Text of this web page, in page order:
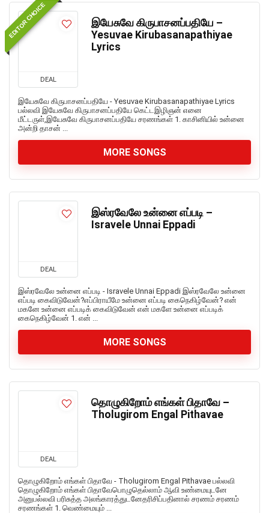
EDITOR CHOICE
DEAL
இயேசுவே கிருபாசனப்பதியே –
Yesuvae Kirubasanapathiyae
Lyrics
இயேசுவே கிருபாசனப்பதியே - Yesuvae Kirubasanapathiyae Lyrics
பல்லவி இயேசுவே கிருபாசனப்பதியே கெட்டஇழிஞன் எனை
மீட்டருள்,இயேசுவே கிருபாசனப்பதியே சரணங்கள் 1. காசினியில் உன்னை
அன்றி தாசன் ...
MORE SONGS
DEAL
இஸ்ரவேலே உன்னை எப்படி –
Isravele Unnai Eppadi
இஸ்ரவேலே உன்னை எப்படி - Isravele Unnai Eppadi இஸ்ரவேலே உன்னை
எப்படி கைவிடுவேன்?எப்பிராயீமே உன்னை எப்படி கைநெகிழ்வேன்? என்
மகனே உன்னை எப்படிக் கைவிடுவேன் என் மகளே உன்னை எப்படிக்
கைநெகிழ்வேன் 1. என் ...
MORE SONGS
DEAL
தொழுகிறோம் எங்கள் பிதாவே –
Tholugirom Engal Pithavae
தொழுகிறோம் எங்கள் பிதாவே - Tholugirom Engal Pithavae பல்லவி
தொழுகிறோம் எங்கள் பிதாவேபொழுதெல்லாம் ஆவி உண்மையுடனே
அனுபல்லவி பரிசுத்த அலங்காரத்துடனேதரிசிப்பதினால் சரணம் சரணம்
சரணங்கள் 1. வெண்மையும் ...